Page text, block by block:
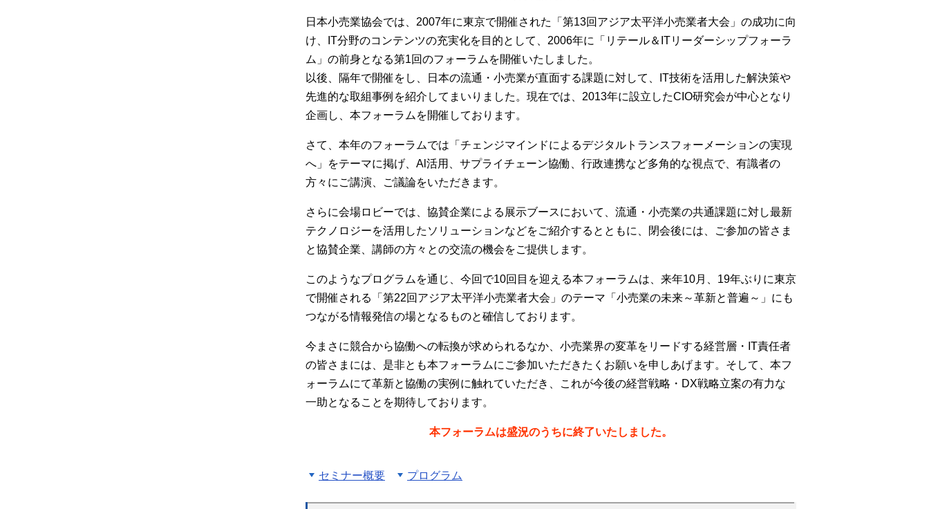
日本小売業協会では、2007年に東京で開催された「第13回アジア太平洋小売業者大会」の成功に向
け、IT分野のコンテンツの充実化を目的として、2006年に「リテール＆ITリーダーシップフォーラ
ム」の前身となる第1回のフォーラムを開催いたしました。
以後、隔年で開催をし、日本の流通・小売業が直面する課題に対して、IT技術を活用した解決策や
先進的な取組事例を紹介してまいりました。現在では、2013年に設立したCIO研究会が中心となり
企画し、本フォーラムを開催しております。
さて、本年のフォーラムでは「チェンジマインドによるデジタルトランスフォーメーションの実現
へ」をテーマに掲げ、Al活用、サプライチェーン協働、行政連携など多角的な視点で、有識者の
方々にご講演、ご議論をいただきます。
さらに会場ロビーでは、協賛企業による展示ブースにおいて、流通・小売業の共通課題に対し最新
テクノロジーを活用したソリューションなどをご紹介するとともに、閉会後には、ご参加の皆さま
と協賛企業、講師の方々との交流の機会をご提供します。
このようなプログラムを通じ、今回で10回目を迎える本フォーラムは、来年10月、19年ぶりに東京
で開催される「第22回アジア太平洋小売業者大会」のテーマ「小売業の未来～革新と普遍～」にも
つながる情報発信の場となるものと確信しております。
今まさに競合から協働への転換が求められるなか、小売業界の変革をリードする経営層・IT責任者
の皆さまには、是非とも本フォーラムにご参加いただきたくお願いを申しあげます。そして、本フ
ォーラムにて革新と協働の実例に触れていただき、これが今後の経営戦略・DX戦略立案の有力な
一助となることを期待しております。
本フォーラムは盛況のうちに終了いたしました。
セミナー概要 プログラム